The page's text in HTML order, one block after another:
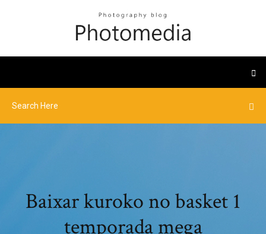
Baixar kuroko no basket 1
temporada mega